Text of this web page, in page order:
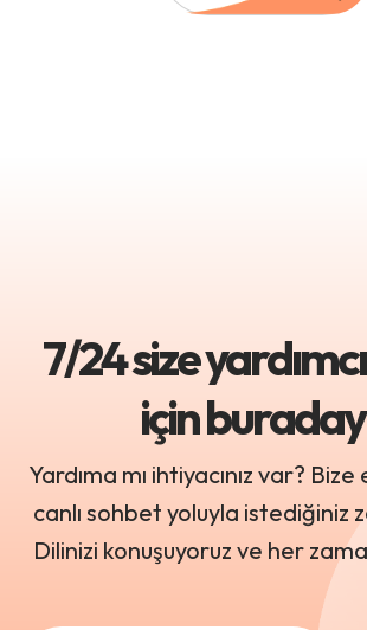
7/24 size
için
Yardıma mı ihtiyacınız var?
canlı sohbet yoluyla istediğiniz
Dilinizi konuşuyoruz ve her